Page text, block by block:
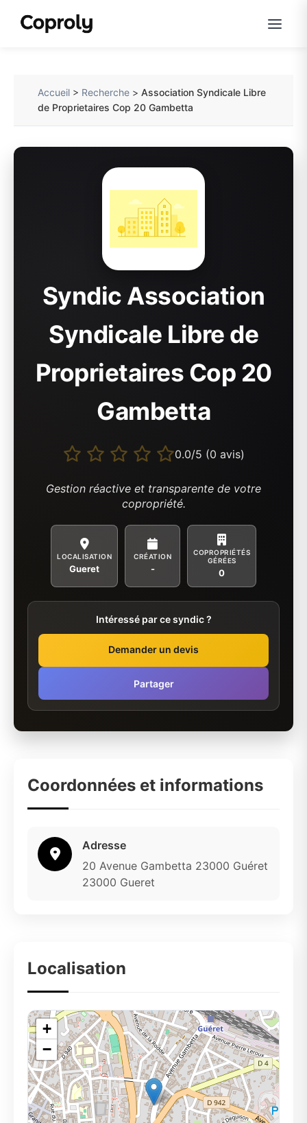
Accueil > Recherche >Association Syndicale Libre
de Proprietaires Cop 20 Gambetta
Syndic Association
Syndicale Libre de
Proprietaires Cop 20
Gambetta
0.0/5 (0 avis)
Gestion réactive et transparente de votre
copropriété.
LOCALISATION
Gueret
CRÉATION
-
COPROPRIÉTÉS
GÉRÉES
0
Intéressé par ce syndic ?
Demander un devis
Partager
Coordonnées et informations
Adresse
20 Avenue Gambetta 23000 Guéret
23000 Gueret
Localisation
+
−